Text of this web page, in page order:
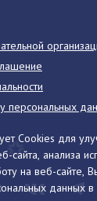
Cookies для
сайта, анализа
на веб-сайте,
данных в
персональных